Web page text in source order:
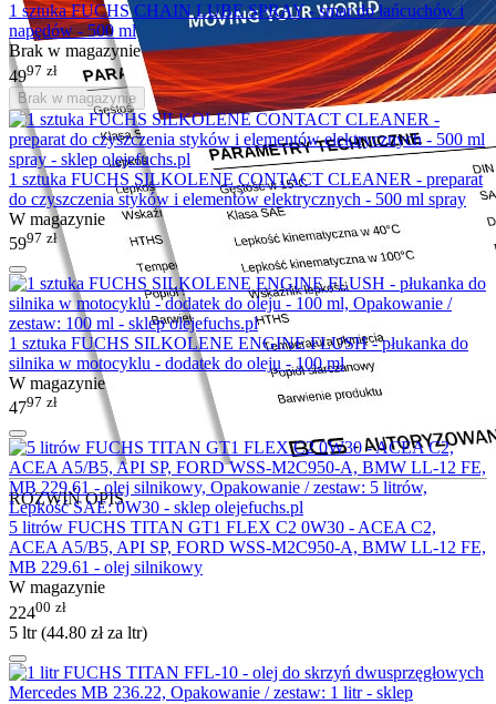
ROZWIŃ OPIS
1 sztuka FUCHS CHAIN LUBE SPRAY - smar do łańcuchów i
napędów - 500 ml
Brak w magazynie
4997 zł
Brak w magazynie
1 sztuka FUCHS SILKOLENE CONTACT CLEANER - preparat
do czyszczenia styków i elementów elektrycznych - 500 ml spray
W magazynie
5997 zł
1 sztuka FUCHS SILKOLENE ENGINE FLUSH - płukanka do
silnika w motocyklu - dodatek do oleju - 100 ml
W magazynie
4797 zł
5 litrów FUCHS TITAN GT1 FLEX C2 0W30 - ACEA C2,
ACEA A5/B5, API SP, FORD WSS-M2C950-A, BMW LL-12 FE,
MB 229.61 - olej silnikowy
W magazynie
22400 zł
5 ltr (44.80 złza ltr)